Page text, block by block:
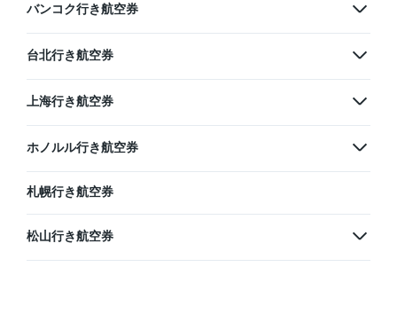
バンコク行き航空券
台北行き航空券
上海行き航空券
ホノルル行き航空券
札幌行き航空券
松山行き航空券